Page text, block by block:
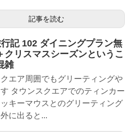
記事を読む
記 102 ダイニングプラン無
クリスマスシーズンというこ
雑
エア周囲でもグリーティングや
タウンスクエアでのティンカー
キーマウスとのグリーティング
に出ると...